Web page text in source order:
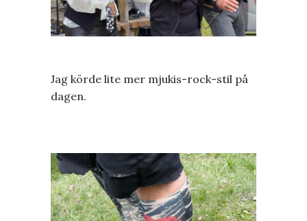
Jag körde lite mer mjukis-rock-stil på
dagen.